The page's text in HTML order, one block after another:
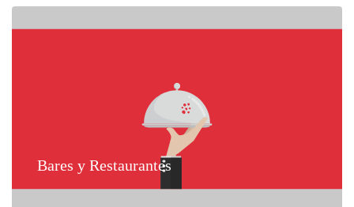
Bares y Restaurantes